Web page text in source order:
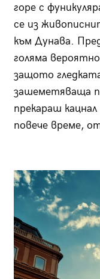
горе с
се из
към Дунава.
голяма
защото
зашеметяваща
прекараш
повече време,